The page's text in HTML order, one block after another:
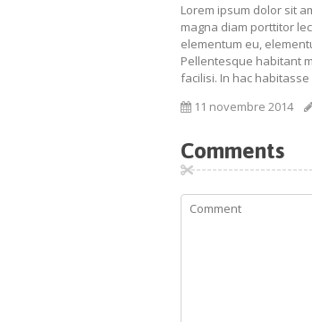
Lorem ipsum dolor sit
magna diam porttitor
elementum eu,
Pellentesque habitant
facilisi. In hac
11 novembre 2014
Comments